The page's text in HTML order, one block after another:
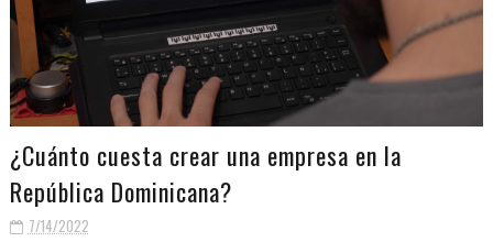
¿Cuánto cuesta crear una empresa en la
República Dominicana?
7/14/2022